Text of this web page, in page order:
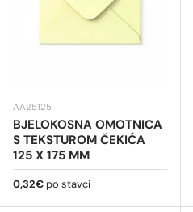
AA25125
BJELOKOSNA OMOTNICA
S TEKSTUROM ČEKIĆA
125 X 175 MM
Redovna cijena
0,32€ po stavci